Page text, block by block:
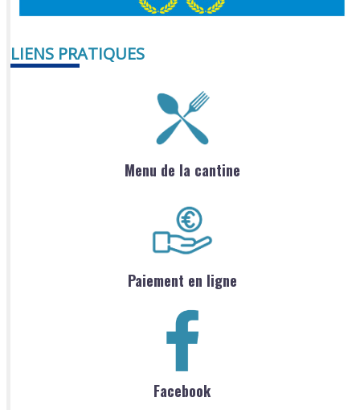
LIENS PRATIQUES
Menu de la cantine
Paiement en ligne
Facebook